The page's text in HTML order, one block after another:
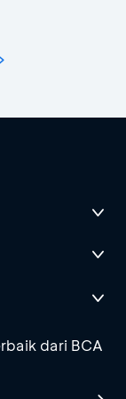
dari BCA